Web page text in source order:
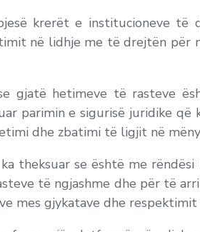
krerët e institucioneve të
në lidhje me të drejtën për
gjatë hetimeve të rasteve
parimin e sigurisë juridike
dhe zbatimi të ligjit në
theksuar se është me
të ngjashme dhe për të
mes gjykatave dhe